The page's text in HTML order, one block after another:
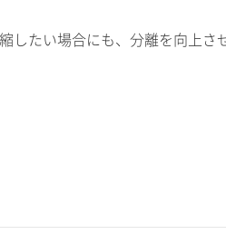
たい場合にも、分離を向上さ